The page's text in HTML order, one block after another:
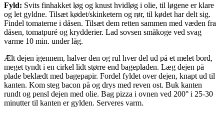
Fyld: Svits finhakket løg og knust hvidløg i olie, til løgene er klare
og let gyldne. Tilsæt kødet/skinketern og rør, til kødet har delt sig.
Findel tomaterne i dåsen. Tilsæt dem retten sammen med væden fra
dåsen, tomatpuré og krydderier. Lad sovsen småkoge ved svag
varme 10 min. under låg.
Ælt dejen igennem, halver den og rul hver del ud på et melet bord,
meget tyndt i en cirkel lidt større end bagepladen. Læg dejen på
plade beklædt med bagepapir. Fordel fyldet over dejen, knapt ud til
kanten. Kom steg bacon på og drys med reven ost. Buk kanten
rundt og pensl dejen med olie. Bag pizza i ovnen ved 200° i 25-30
minutter til kanten er gylden. Serveres varm.